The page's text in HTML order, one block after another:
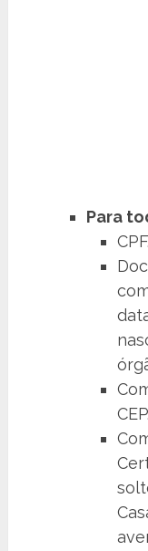
Para
CPF.
CEP.